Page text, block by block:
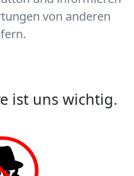
von anderen
ist uns wichtig.